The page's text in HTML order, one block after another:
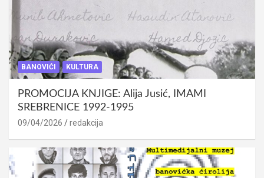
BANOVIĆI KULTURA
PROMOCIJA KNJIGE: Alija Jusić, IMAMI
SREBRENICE 1992-1995
09/04/2026 redakcija